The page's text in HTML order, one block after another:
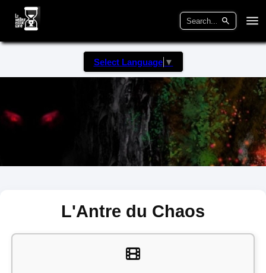
Select Language ▼
L'Antre du Chaos